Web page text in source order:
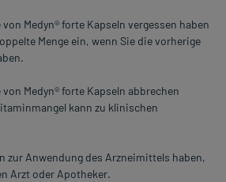
Medyn® forte Kapseln vergessen haben
Menge ein, wenn Sie die vorherige
Medyn® forte Kapseln abbrechen
kann zu klinischen
zur Anwendung des Arzneimittels haben,
Arzt oder Apotheker.